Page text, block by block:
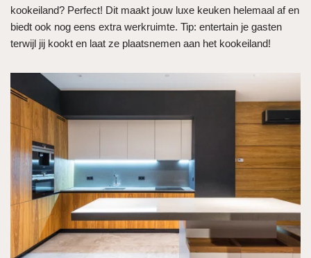
kookeiland? Perfect! Dit maakt jouw luxe keuken helemaal af en
biedt ook nog eens extra werkruimte. Tip: entertain je gasten
terwijl jij kookt en laat ze plaatsnemen aan het kookeiland!